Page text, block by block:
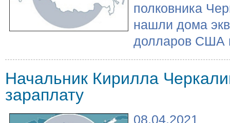
полковника
нашли дома
долларов США
Начальник Кирилла
зараплату
08.04.2021